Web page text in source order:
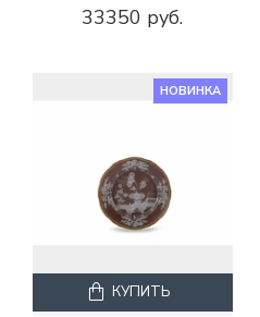
33350 руб.
НОВИНКА
КУПИТЬ